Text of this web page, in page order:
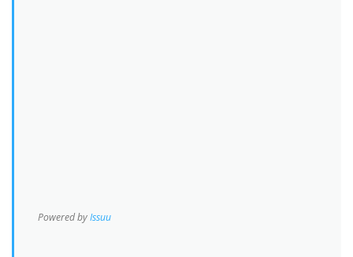
Powered byIssuu